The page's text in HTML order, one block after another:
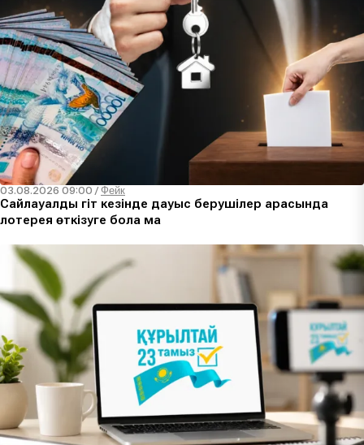
03.08.2026 09:00 /Фейк
Сайлауалды үгіт кезінде дауыс берушілер арасында
лотерея өткізуге бола ма